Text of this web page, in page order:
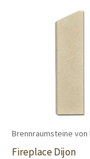
Brennraumsteine von
Fireplace Dijon